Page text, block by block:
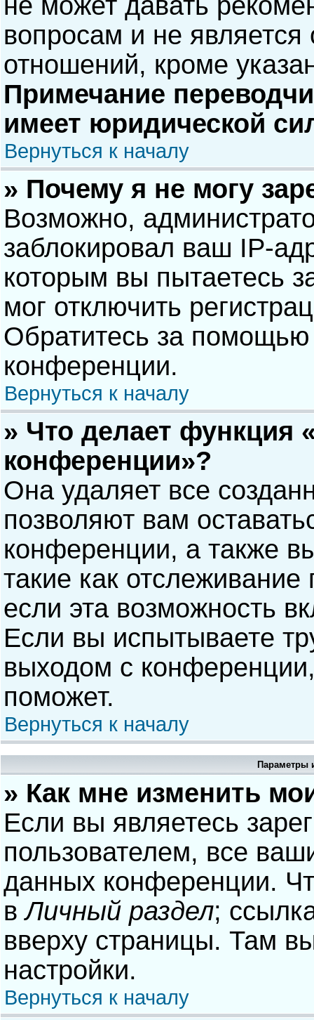
вопросам и не
отношений, кроме
Примечание
имеет юридической
Вернуться к началу
» Почему я не могу
Возможно,
заблокировал ваш IP-
которым вы пытаетесь
мог отключить
Обратитесь за помощью
конференции.
Вернуться к началу
» Что делает функция
конференции»?
Она удаляет все
позволяют вам
конференции, а также
такие как
если эта возможность
Если вы испытываете
выходом с
поможет.
Вернуться к началу
Параметры
» Как мне изменить
Если вы являетесь
пользователем, все
данных конференции.
вЛичный раздел;
вверху страницы. Там
настройки.
Вернуться к началу